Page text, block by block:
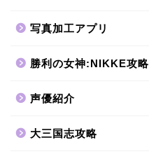
写真加工アプリ
勝利の女神:NIKKE攻略
声優紹介
大三国志攻略